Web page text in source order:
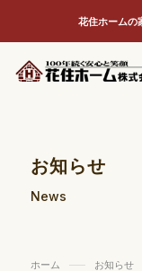
花住ホームの
お知らせ
News
ホーム お知らせ